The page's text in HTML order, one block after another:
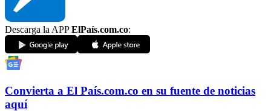
Descarga la APPElPaís.com.co:
Convierta a El País.com.co en su fuente de noticias
aquí